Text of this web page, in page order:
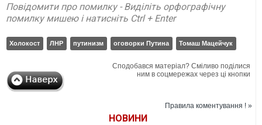
Повідомити про помилку - Виділіть орфографічну
помилку мишею і натисніть Ctrl + Enter
Холокост ЛНР путинизм оговорки Путина Томаш Мацейчук
Сподобався матеріал? Сміливо поділися
ним в соцмережах через ці кнопки
Правила коментування ! »
НОВИНИ